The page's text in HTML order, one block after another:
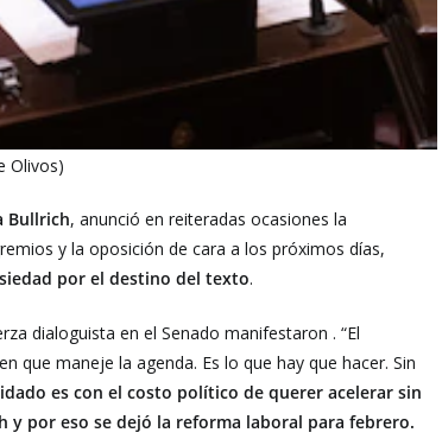
Olivos)
Bullrich, anunció en reiteradas ocasiones la
y la oposición de cara a los próximos días,
por el destino del texto.
dialoguista en el Senado manifestaron . “El
que maneje la agenda. Es lo que hay que hacer. Sin
es con el costo político de querer acelerar sin
y por eso se dejó la reforma laboral para febrero.